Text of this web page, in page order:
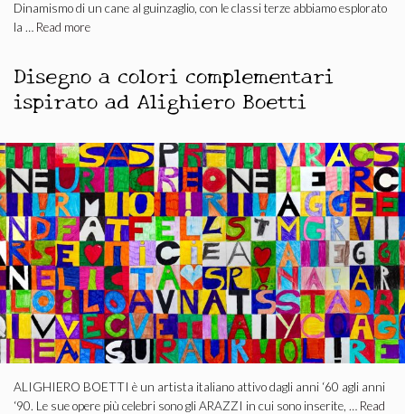
Dinamismo di un cane al guinzaglio, con le classi terze abbiamo esplorato
la … Read more
Disegno a colori complementari
ispirato ad Alighiero Boetti
ALIGHIERO BOETTI è un artista italiano attivo dagli anni ‘60 agli anni
‘90. Le sue opere più celebri sono gli ARAZZI in cui sono inserite, … Read